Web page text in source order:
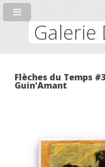
Galerie
Flèches du Temps
Guin'Amant